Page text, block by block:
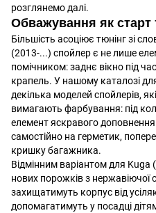
розглянемо далі.
Обважування як старт
Більшість асоціює тюнінг зі
(2013-...) спойлер є не лише
помічником: заднє вікно під
крапель. У нашому каталозі
декілька моделей спойлерів,
вимагають фарбування: під
елемент яскравого
самостійно на герметик,
кришку багажника.
Відмінним варіантом для
нових порожків з нержавіючої
захищатимуть корпус від
допомагатимуть у посадці